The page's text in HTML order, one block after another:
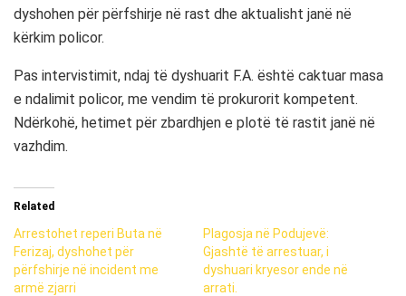
dyshohen për përfshirje në rast dhe aktualisht janë në
kërkim policor.
Pas intervistimit, ndaj të dyshuarit F.A. është caktuar masa
e ndalimit policor, me vendim të prokurorit kompetent.
Ndërkohë, hetimet për zbardhjen e plotë të rastit janë në
vazhdim.
Related
Arrestohet reperi Buta në
Ferizaj, dyshohet për
përfshirje në incident me
armë zjarri
Plagosja në Podujevë:
Gjashtë të arrestuar, i
dyshuari kryesor ende në
arrati.